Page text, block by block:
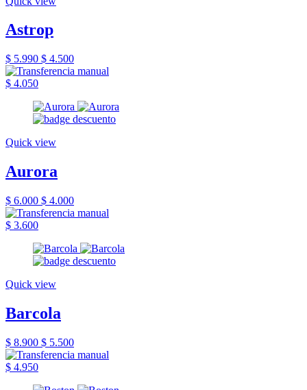
Astrop
$ 5.990 $ 4.500
$ 4.050
Quick view
Aurora
$ 6.000 $ 4.000
$ 3.600
Quick view
Barcola
$ 8.900 $ 5.500
$ 4.950